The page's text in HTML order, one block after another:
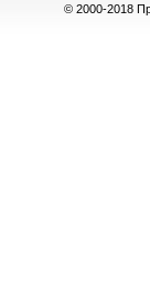
© 2000-2018